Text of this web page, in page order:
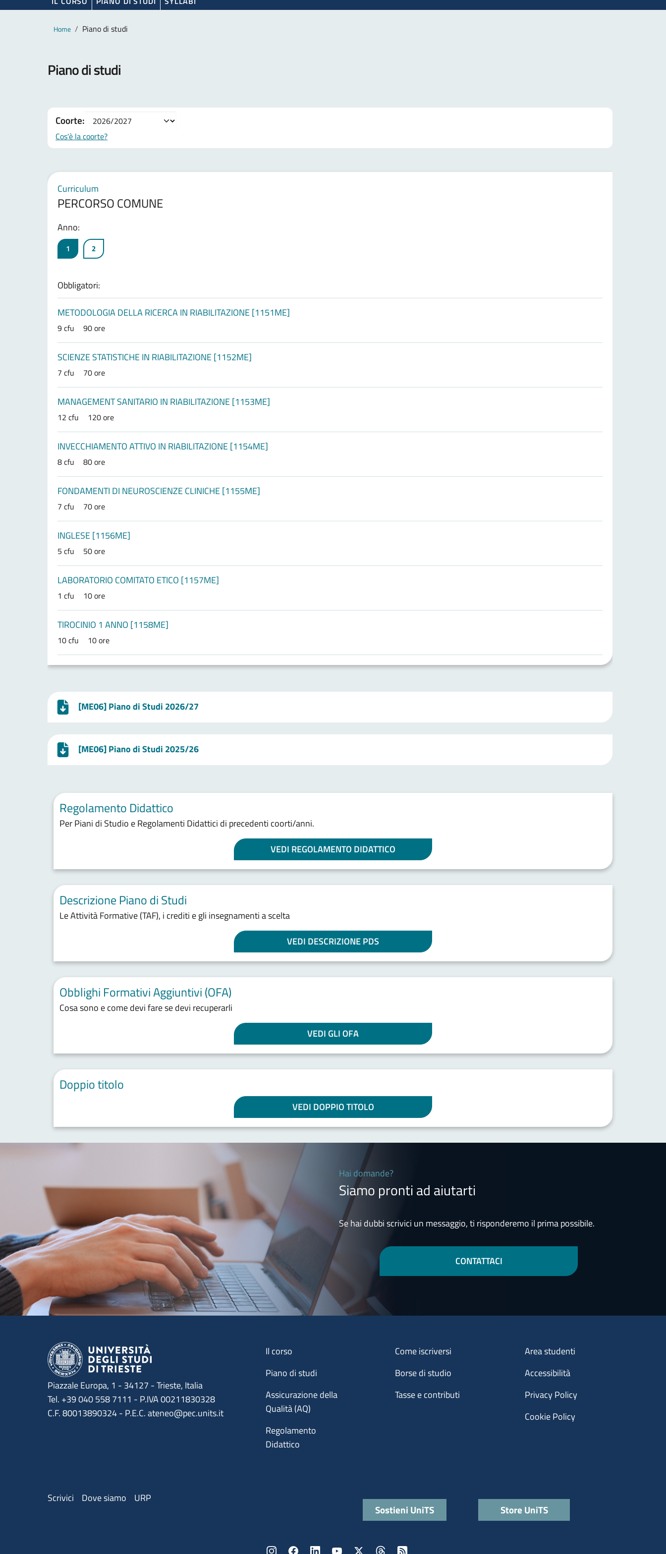
Contenuto principale
Breadcrumb
Home Piano di studi
Piano di studi
Coorte:
Cos'è la coorte?
Curriculum
PERCORSO COMUNE
Anno:
1 2
Obbligatori:
METODOLOGIA DELLA RICERCA IN RIABILITAZIONE [1151ME]
9 cfu 90 ore
SCIENZE STATISTICHE IN RIABILITAZIONE [1152ME]
7 cfu 70 ore
MANAGEMENT SANITARIO IN RIABILITAZIONE [1153ME]
12 cfu 120 ore
INVECCHIAMENTO ATTIVO IN RIABILITAZIONE [1154ME]
8 cfu 80 ore
FONDAMENTI DI NEUROSCIENZE CLINICHE [1155ME]
7 cfu 70 ore
INGLESE [1156ME]
5 cfu 50 ore
LABORATORIO COMITATO ETICO [1157ME]
1 cfu 10 ore
TIROCINIO 1 ANNO [1158ME]
10 cfu 10 ore
[ME06] Piano di Studi 2026/27
[ME06] Piano di Studi 2025/26
Regolamento Didattico
Per Piani di Studio e Regolamenti Didattici di precedenti coorti/anni.
VEDI REGOLAMENTO DIDATTICO
Descrizione Piano di Studi
Le Attività Formative (TAF), i crediti e gli insegnamenti a scelta
VEDI DESCRIZIONE PDS
Obblighi Formativi Aggiuntivi (OFA)
Cosa sono e come devi fare se devi recuperarli
VEDI GLI OFA
Doppio titolo
VEDI DOPPIO TITOLO
Hai domande?
Siamo pronti ad aiutarti
Se hai dubbi scrivici un messaggio, ti risponderemo il prima possibile.
CONTATTACI
Piazzale Europa, 1 - 34127 - Trieste, Italia
Tel. +39 040 558 7111 - P.IVA 00211830328
C.F. 80013890324 - P.E.C. ateneo@pec.units.it
Menu footer 1
Il corso
Piano di studi
Assicurazione della
Qualità (AQ)
Regolamento
Didattico
Menu footer 2
Come iscriversi
Borse di studio
Tasse e contributi
Menu footer 3
Area studenti
Accessibilità
Privacy Policy
Cookie Policy
Menu contatti
Scrivici Dove siamo URP Quick linksSostieni UniTS Store UniTS